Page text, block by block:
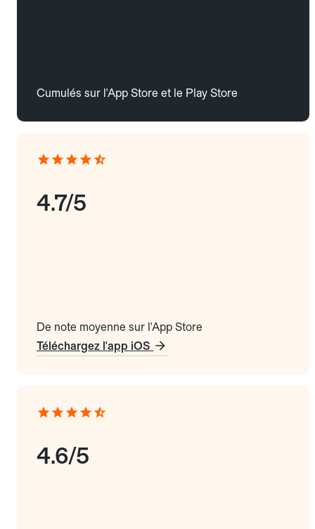
Cumulés sur l'App Store et le Play Store
4.7/5
De note moyenne sur l'App Store
Téléchargez l'app iOS
4.6/5